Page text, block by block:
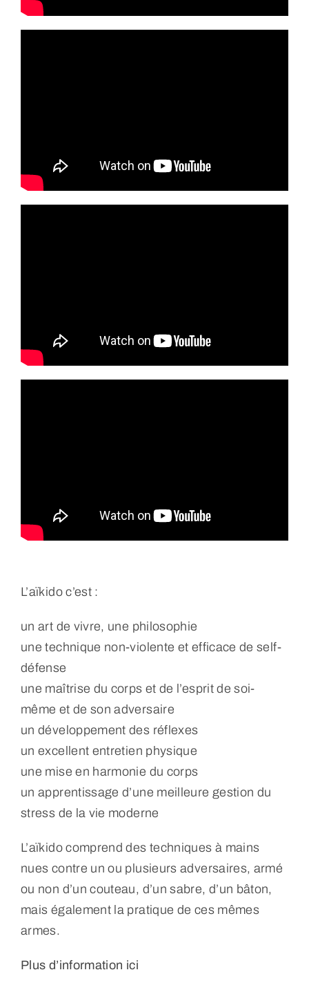
L’aïkido c’est :
un art de vivre, une philosophie
une technique non-violente et efficace de self-
défense
une maîtrise du corps et de l’esprit de soi-
même et de son adversaire
un développement des réflexes
un excellent entretien physique
une mise en harmonie du corps
un apprentissage d’une meilleure gestion du
stress de la vie moderne
L’aïkido comprend des techniques à mains
nues contre un ou plusieurs adversaires, armé
ou non d’un couteau, d’un sabre, d’un bâton,
mais également la pratique de ces mêmes
armes.
Plus d’information ici